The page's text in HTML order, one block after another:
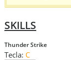
SKILLS
Thunder Strike
Tecla: C